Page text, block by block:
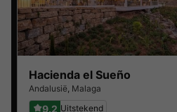
Hacienda el Sueño
Andalusië, Malaga
9.2 Uitstekend